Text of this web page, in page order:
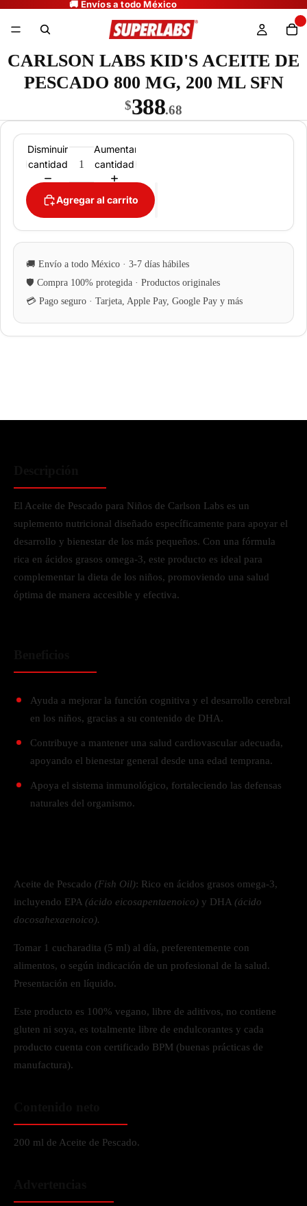
CARLSON LABS KID'S ACEITE DE
PESCADO 800 MG, 200 ML SFN
$388.68
Disminuir
cantidad
Aumentar
cantidad
Agregar al carrito
El Aceite de Pescado para Niños de Carlson Labs es un
suplemento nutricional diseñado específicamente para apoyar el
desarrollo y bienestar de los más pequeños. Con una fórmula
rica en ácidos grasos omega-3, este producto es ideal para
complementar la dieta de los niños, promoviendo una salud
óptima de manera accesible y efectiva.
Ayuda a mejorar la función cognitiva y el desarrollo cerebral
en los niños, gracias a su contenido de DHA.
Contribuye a mantener una salud cardiovascular adecuada,
apoyando el bienestar general desde una edad temprana.
Apoya el sistema inmunológico, fortaleciendo las defensas
naturales del organismo.
Aceite de Pescado (Fish Oil): Rico en ácidos grasos omega-3,
incluyendo EPA (ácido eicosapentaenoico) y DHA (ácido
docosahexaenoico).
Tomar 1 cucharadita (5 ml) al día, preferentemente con
alimentos, o según indicación de un profesional de la salud.
Presentación en líquido.
Este producto es 100% vegano, libre de aditivos, no contiene
gluten ni soya, es totalmente libre de endulcorantes y cada
producto cuenta con certificado BPM (buenas prácticas de
manufactura).
200 ml de Aceite de Pescado.